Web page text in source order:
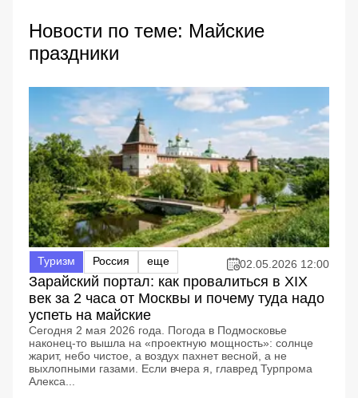
Новости по теме: Майские
праздники
Туризм Россия еще 02.05.2026 12:00
Зарайский портал: как провалиться в XIX
век за 2 часа от Москвы и почему туда надо
успеть на майские
Сегодня 2 мая 2026 года. Погода в Подмосковье
наконец-то вышла на «проектную мощность»: солнце
жарит, небо чистое, а воздух пахнет весной, а не
выхлопными газами. Если вчера я, главред Турпрома
Алекса...